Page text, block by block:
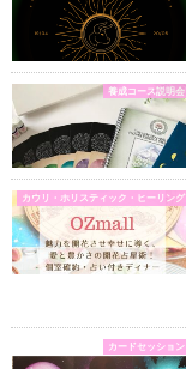
養成コース説明会
カウリ・ホリスティック・ヒーリング
カードセッション